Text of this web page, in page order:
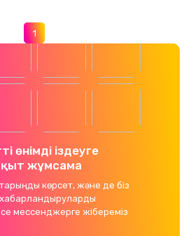
1
өнімді іздеуге
жұмсама
көрсет, және де біз
хабарландыруларды
мессенджерге жібереміз